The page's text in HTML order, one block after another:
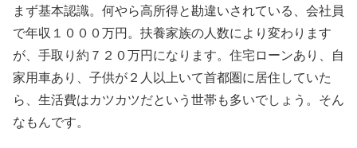
まず基本認識。何やら高所得と勘違いされている、会社員
で年収１０００万円。扶養家族の人数により変わります
が、手取り約７２０万円になります。住宅ローンあり、自
家用車あり、子供が２人以上いて首都圏に居住していた
ら、生活費はカツカツだという世帯も多いでしょう。そん
なもんです。